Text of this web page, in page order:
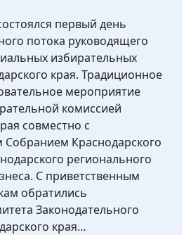
первый день
потока руководящего
избирательных
края. Традиционное
мероприятие
комиссией
совместно с
Краснодарского
регионального
С приветственным
обратились
Законодательного
края…